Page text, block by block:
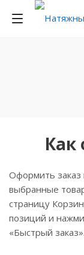
Как
Оформить заказ
выбранные
страницу
позиций и
«Быстрый заказ».